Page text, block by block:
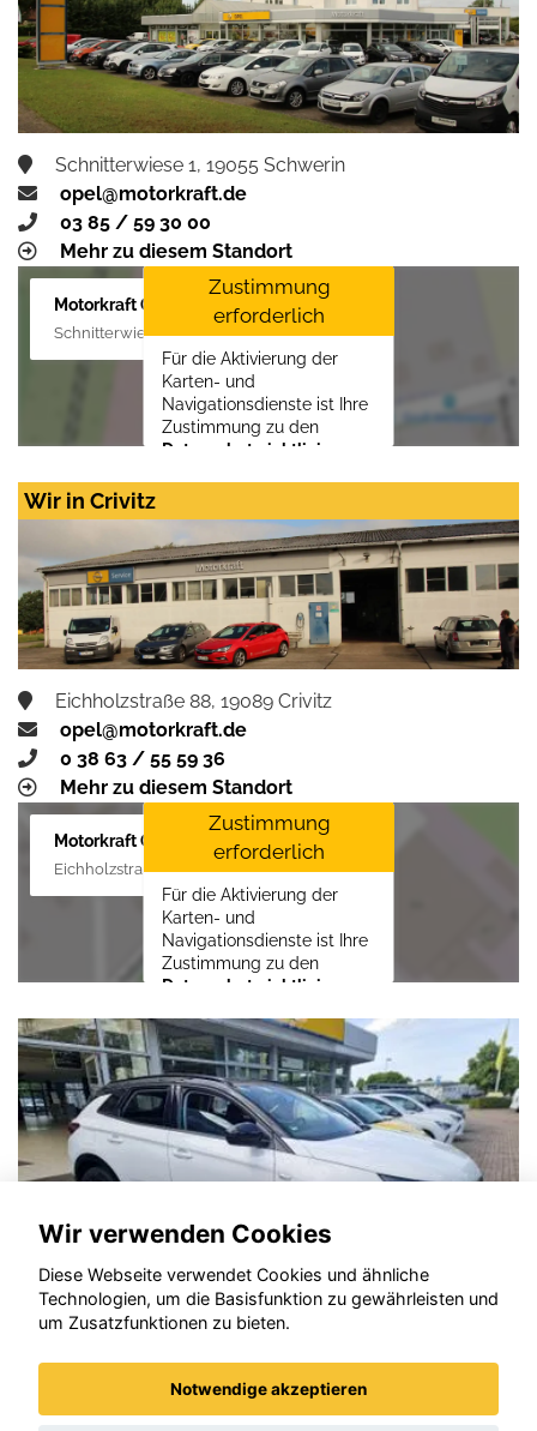
Schnitterwiese 1, 19055 Schwerin
opel@motorkraft.de
03 85 / 59 30 00
Mehr zu diesem Standort
Motorkraft GmbH
Schnitterwiese 1, 19055 Schwerin
Zustimmung
erforderlich
Für die Aktivierung der
Karten- und
Navigationsdienste ist Ihre
Zustimmung zu den
Datenschutzrichtlinien
Zustimmen und
aktivieren
Wir in Crivitz
Eichholzstraße 88, 19089 Crivitz
opel@motorkraft.de
0 38 63 / 55 59 36
Mehr zu diesem Standort
Motorkraft GmbH
Eichholzstraße 88, 19089 Crivitz
Zustimmung
erforderlich
Für die Aktivierung der
Karten- und
Navigationsdienste ist Ihre
Zustimmung zu den
Datenschutzrichtlinien
LLCerforderlich.
Zustimmen und
aktivieren
Wir verwenden Cookies
Diese Webseite verwendet Cookies und ähnliche
Technologien, um die Basisfunktion zu gewährleisten und
um Zusatzfunktionen zu bieten.
Notwendige akzeptieren